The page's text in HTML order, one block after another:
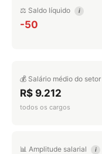
⚖️ Saldo líquido i
-50
💰 Salário médio do setor
R$ 9.212
todos os cargos
📊 Amplitude salarial i